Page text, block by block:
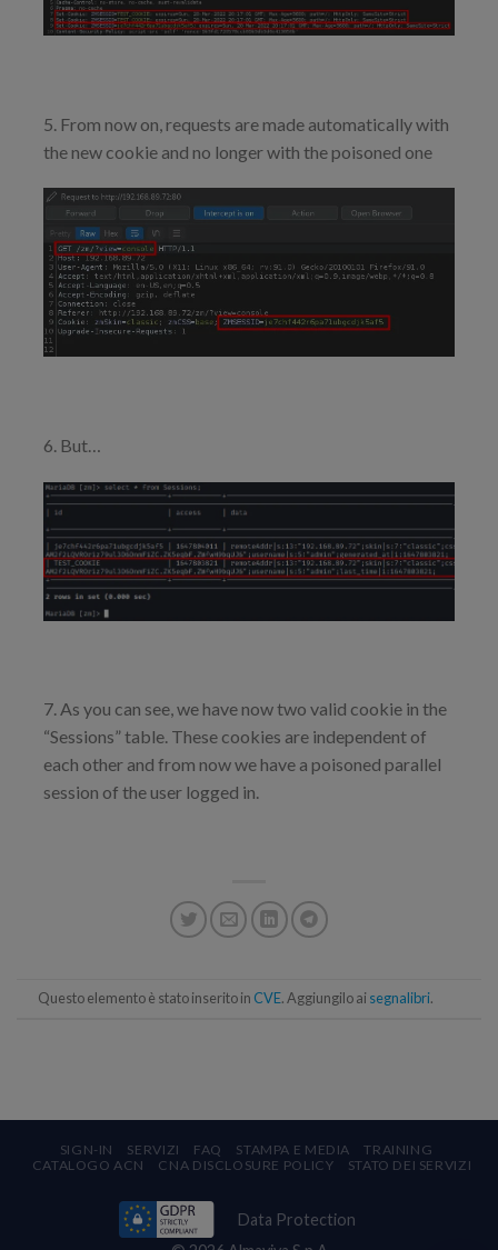
5. From now on, requests are made automatically with
the new cookie and no longer with the poisoned one
6. But…
7. As you can see, we have now two valid cookie in the
“Sessions” table. These cookies are independent of
each other and from now we have a poisoned parallel
session of the user logged in.
Questo elemento è stato inserito in CVE. Aggiungilo ai segnalibri.
SIGN-IN SERVIZI FAQ STAMPA E MEDIA
TRAINING
CATALOGO ACN
CNA DISCLOSURE POLICY STATO DEI SERVIZI
Data Protection